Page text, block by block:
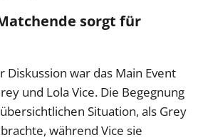
sorgt für
Diskussion war das Main Event
und Lola Vice. Die Begegnung
Situation, als Grey
während Vice sie